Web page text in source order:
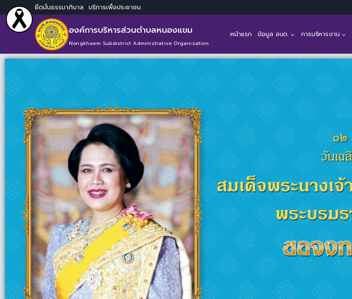
ยึดมั่นธรรมาภิบาล บริการเพื่อประชาชน
องค์การบริหารส่วนตำบลหนองแขม
Nongkhaem Subdistrict Administrative Organization
หน้าแรก ข้อมูล อบต. การบริหารงาน